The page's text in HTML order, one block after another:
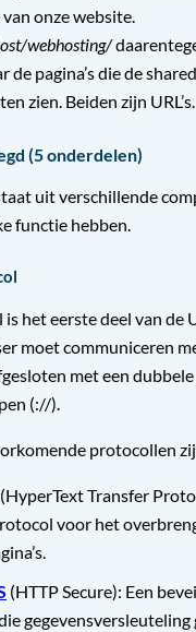
onze website.
webhosting/
de pagina’s die de
zien. Beiden zijn URL’s.
(5 onderdelen)
uit verschillende
functie hebben.
het eerste deel van de
moet communiceren
met een
(://).
protocollen
(HyperText Transfer
voor het
(HTTP Secure): Een